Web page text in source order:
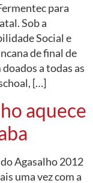
para
Sob a
Social e
de final de
a todas as
[…]
aquece
Agasalho 2012
uma vez com a